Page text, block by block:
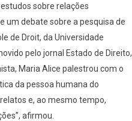
sobre relações
um debate sobre a pesquisa de
de Droit, da Universidade
pelo jornal Estado de Direito,
Maria Alice palestrou com o
da pessoa humana do
e, ao mesmo tempo,
afirmou.